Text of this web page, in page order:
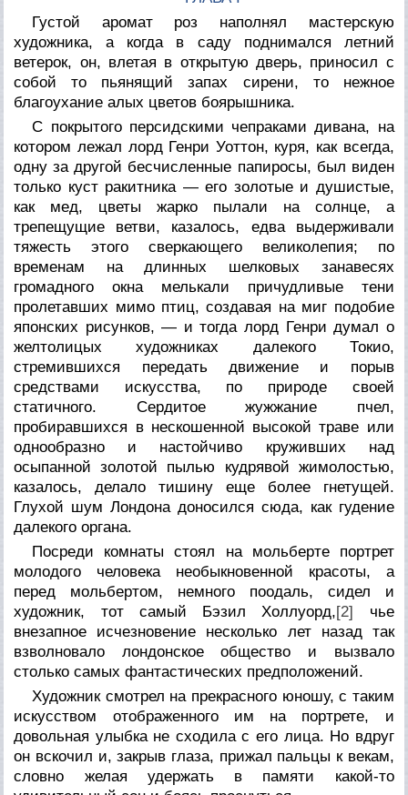
Густой аромат роз наполнял мастерскую
художника, а когда в саду поднимался летний
ветерок, он, влетая в открытую дверь, приносил с
собой то пьянящий запах сирени, то нежное
благоухание алых цветов боярышника.
С покрытого персидскими чепраками дивана, на
котором лежал лорд Генри Уоттон, куря, как всегда,
одну за другой бесчисленные папиросы, был виден
только куст ракитника — его золотые и душистые,
как мед, цветы жарко пылали на солнце, а
трепещущие ветви, казалось, едва выдерживали
тяжесть этого сверкающего великолепия; по
временам на длинных шелковых занавесях
громадного окна мелькали причудливые тени
пролетавших мимо птиц, создавая на миг подобие
японских рисунков, — и тогда лорд Генри думал о
желтолицых художниках далекого Токио,
стремившихся передать движение и порыв
средствами искусства, по природе своей
статичного. Сердитое жужжание пчел,
пробиравшихся в нескошенной высокой траве или
однообразно и настойчиво круживших над
осыпанной золотой пылью кудрявой жимолостью,
казалось, делало тишину еще более гнетущей.
Глухой шум Лондона доносился сюда, как гудение
далекого органа.
Посреди комнаты стоял на мольберте портрет
молодого человека необыкновенной красоты, а
перед мольбертом, немного поодаль, сидел и
художник, тот самый Бэзил Холлуорд,[2] чье
внезапное исчезновение несколько лет назад так
взволновало лондонское общество и вызвало
столько самых фантастических предположений.
Художник смотрел на прекрасного юношу, с таким
искусством отображенного им на портрете, и
довольная улыбка не сходила с его лица. Но вдруг
он вскочил и, закрыв глаза, прижал пальцы к векам,
словно желая удержать в памяти какой-то